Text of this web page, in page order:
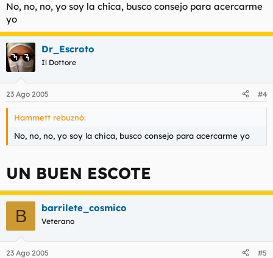
No, no, no, yo soy la chica, busco consejo para acercarme
yo
Dr_Escroto
Il Dottore
23 Ago 2005 #4
Hammett rebuznó:
No, no, no, yo soy la chica, busco consejo para acercarme yo
UN BUEN ESCOTE
B barrilete_cosmico
Veterano
23 Ago 2005 #5